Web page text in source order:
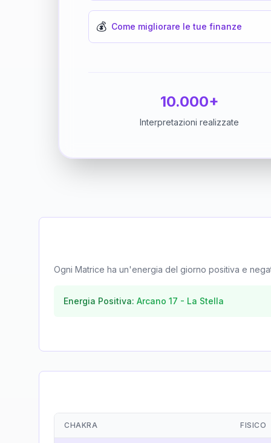
💰 Come migliorare le tue finanze
10.000+
Interpretazioni realizzate
Ogni Matrice ha un'energia del giorno positiva e
Energia Positiva: Arcano 17 - La Stella
CHAKRA FISICO